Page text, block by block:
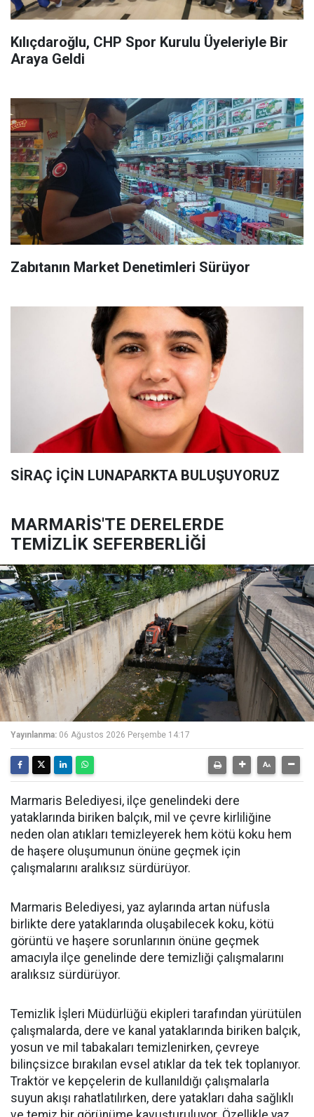
Kılıçdaroğlu, CHP Spor Kurulu Üyeleriyle Bir
Araya Geldi
Zabıtanın Market Denetimleri Sürüyor
SİRAÇ İÇİN LUNAPARKTA BULUŞUYORUZ
MARMARİS'TE DERELERDE
TEMİZLİK SEFERBERLİĞİ
Yayınlanma: 06 Ağustos 2026 Perşembe 14:17
Marmaris Belediyesi, ilçe genelindeki dere
yataklarında biriken balçık, mil ve çevre kirliliğine
neden olan atıkları temizleyerek hem kötü koku hem
de haşere oluşumunun önüne geçmek için
çalışmalarını aralıksız sürdürüyor.
Marmaris Belediyesi, yaz aylarında artan nüfusla
birlikte dere yataklarında oluşabilecek koku, kötü
görüntü ve haşere sorunlarının önüne geçmek
amacıyla ilçe genelinde dere temizliği çalışmalarını
aralıksız sürdürüyor.
Temizlik İşleri Müdürlüğü ekipleri tarafından yürütülen
çalışmalarda, dere ve kanal yataklarında biriken balçık,
yosun ve mil tabakaları temizlenirken, çevreye
bilinçsizce bırakılan evsel atıklar da tek tek toplanıyor.
Traktör ve kepçelerin de kullanıldığı çalışmalarla
suyun akışı rahatlatılırken, dere yatakları daha sağlıklı